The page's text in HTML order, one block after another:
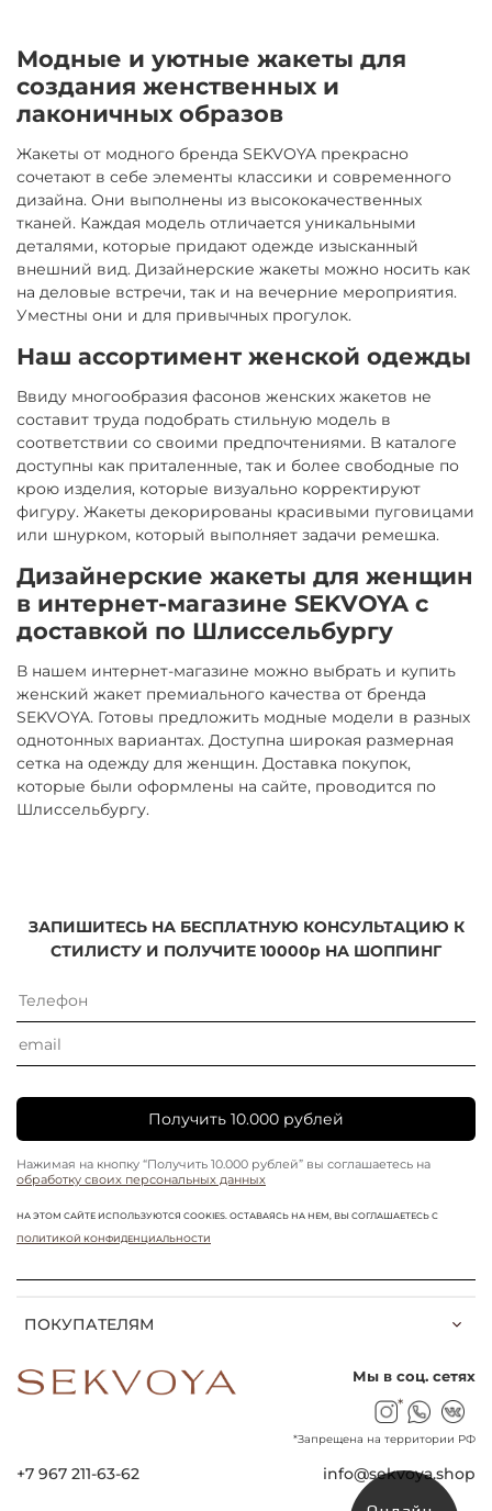
Модные и уютные жакеты для
создания женственных и
лаконичных образов
Жакеты от модного бренда SEKVOYA прекрасно
сочетают в себе элементы классики и современного
дизайна. Они выполнены из высококачественных
тканей. Каждая модель отличается уникальными
деталями, которые придают одежде изысканный
внешний вид. Дизайнерские жакеты можно носить как
на деловые встречи, так и на вечерние мероприятия.
Уместны они и для привычных прогулок.
Наш ассортимент женской одежды
Ввиду многообразия фасонов женских жакетов не
составит труда подобрать стильную модель в
соответствии со своими предпочтениями. В каталоге
доступны как приталенные, так и более свободные по
крою изделия, которые визуально корректируют
фигуру. Жакеты декорированы красивыми пуговицами
или шнурком, который выполняет задачи ремешка.
Дизайнерские жакеты для женщин
в интернет-магазине SEKVOYA с
доставкой по Шлиссельбургу
В нашем интернет-магазине можно выбрать и купить
женский жакет премиального качества от бренда
SEKVOYA. Готовы предложить модные модели в разных
однотонных вариантах. Доступна широкая размерная
сетка на одежду для женщин. Доставка покупок,
которые были оформлены на сайте, проводится по
Шлиссельбургу.
ПОКУПАТЕЛЯМ
ЗАПИШИТЕСЬ НА БЕСПЛАТНУЮ КОНСУЛЬТАЦИЮ К
СТИЛИСТУ И ПОЛУЧИТЕ 10000р НА ШОППИНГ
Получить 10.000 рублей
Нажимая на кнопку “Получить 10.000 рублей” вы соглашаетесь на
обработку своих персональных данных
НА ЭТОМ САЙТЕ ИСПОЛЬЗУЮТСЯ COOKIES. ОСТАВАЯСЬ НА НЕМ, ВЫ СОГЛАШАЕТЕСЬ С
ПОЛИТИКОЙ КОНФИДЕНЦИАЛЬНОСТИ
+7 967 211-63-62 info@sekvoya.shop
Мы в соц. сетях
*
*Запрещена на территории РФ